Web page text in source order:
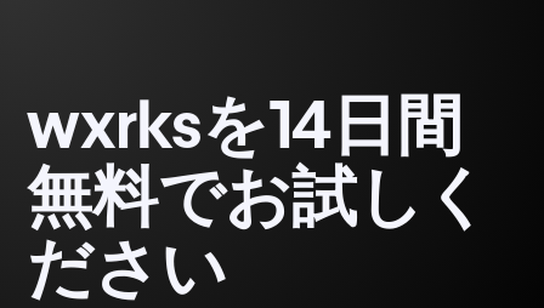
wxrksを14日間
無料でお試しく
ださい